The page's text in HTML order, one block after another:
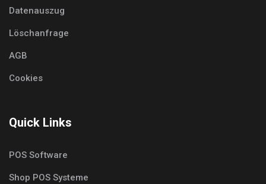
Datenauszug
Löschanfrage
AGB
Cookies
Quick Links
POS Software
Shop POS Systeme